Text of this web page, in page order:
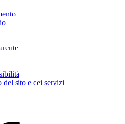
del sito e dei servizi